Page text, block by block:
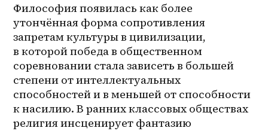
Философия появилась как более
утончённая форма сопротивления
запретам культуры в цивилизации,
в которой победа в общественном
соревновании стала зависеть в большей
степени от интеллектуальных
способностей и в меньшей от способности
к насилию. В ранних классовых обществах
религия инсценирует фантазию